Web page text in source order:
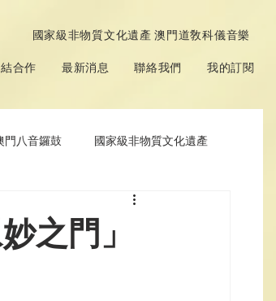
國家級非物質文化遺產 澳門道敎科儀音樂
合作 最新消息 聯絡我們 我的訂閱
門八音鑼鼓 國家級非物質文化遺產
之門」